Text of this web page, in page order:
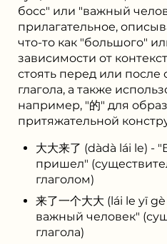
босс" или "важный
прилагательное,
что-то как "большого"
зависимости от
стоять перед или после
глагола, а также
например, "的" для
притяжательной
大大来了 (dàdà lái le) -
пришел"
глаголом)
来了一个大大 (lái le yī
важный человек"
глагола)